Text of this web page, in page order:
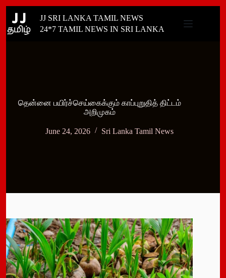
content
JJ SRI LANKA TAMIL NEWS
24*7 TAMIL NEWS IN SRI LANKA
தென்னை பயிர்ச்செய்கைக்கும் காப்புறுதித் திட்டம்
அறிமுகம்
June 24, 2026 Sri Lanka Tamil News